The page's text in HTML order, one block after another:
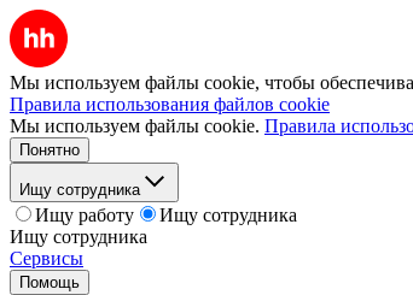
Мы используем файлы cookie, чтобы
Правила использования файлов cookie
Мы используем файлы cookie. Правила
Понятно
Ищу сотрудника
Ищу работу
Ищу сотрудника
Ищу сотрудника
Сервисы
Помощь